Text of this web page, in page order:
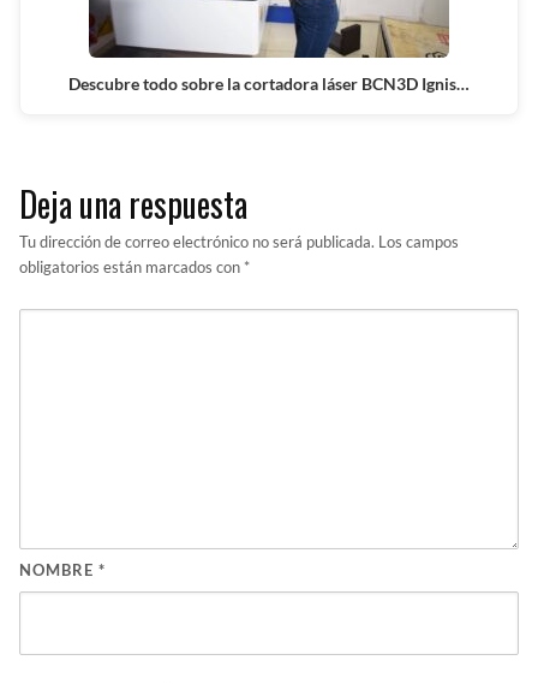
Descubre todo sobre la cortadora láser BCN3D Ignis…
Deja una respuesta
Tu dirección de correo electrónico no será publicada. Los campos
obligatorios están marcados con *
NOMBRE *